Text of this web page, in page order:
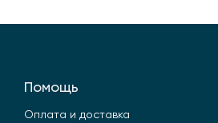
Помощь
Оплата и доставка